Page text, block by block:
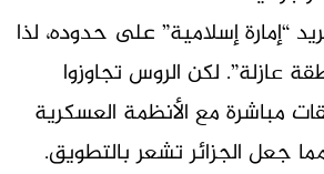
“إمارة إسلامية” على حدوده، لذا
عازلة”. لكن الروس تجاوزوا
مباشرة مع الأنظمة العسكرية
جعل الجزائر تشعر بالتطويق.